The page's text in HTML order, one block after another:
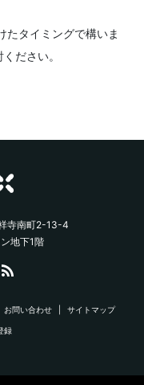
たタイミングで構いま
ださい。
寺南町2-13-4
地下1階
お問い合わせ サイトマップ
録